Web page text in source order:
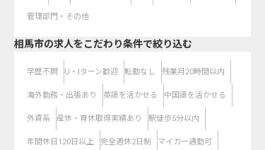
管理部門・その他
相馬市の求人をこだわり条件で絞り込む
学歴不問 U・Iターン歓迎 転勤なし 残業月20時間以内
海外勤務・出張あり 英語を活かせる 中国語を活かせる
外資系 産休・育休取得実績あり 駅徒歩5分以内
年間休日120日以上 完全週休2日制 マイカー通勤可